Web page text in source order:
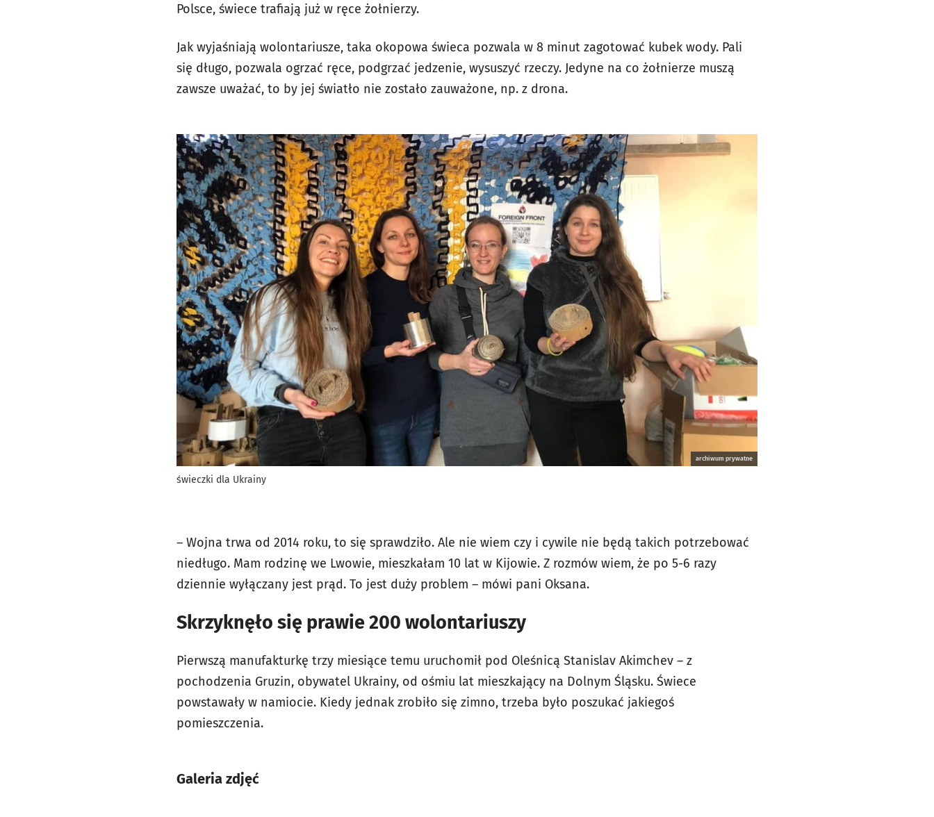
Polsce, świece trafiają już w ręce żołnierzy.
Jak wyjaśniają wolontariusze, taka okopowa świeca pozwala w 8 minut zagotować kubek wody. Pali
się długo, pozwala ogrzać ręce, podgrzać jedzenie, wysuszyć rzeczy. Jedyne na co żołnierze muszą
zawsze uważać, to by jej światło nie zostało zauważone, np. z drona.
archiwum prywatne
świeczki dla Ukrainy
– Wojna trwa od 2014 roku, to się sprawdziło. Ale nie wiem czy i cywile nie będą takich potrzebować
niedługo. Mam rodzinę we Lwowie, mieszkałam 10 lat w Kijowie. Z rozmów wiem, że po 5-6 razy
dziennie wyłączany jest prąd. To jest duży problem – mówi pani Oksana.
Skrzyknęło się prawie 200 wolontariuszy
Pierwszą manufakturkę trzy miesiące temu uruchomił pod Oleśnicą Stanislav Akimchev – z
pochodzenia Gruzin, obywatel Ukrainy, od ośmiu lat mieszkający na Dolnym Śląsku. Świece
powstawały w namiocie. Kiedy jednak zrobiło się zimno, trzeba było poszukać jakiegoś
pomieszczenia.
Galeria zdjęć